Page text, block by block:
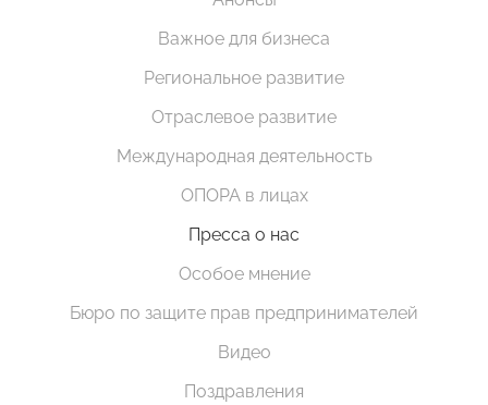
Важное для бизнеса
Региональное развитие
Отраслевое развитие
Международная деятельность
ОПОРА в лицах
Пресса о нас
Особое мнение
Бюро по защите прав предпринимателей
Видео
Поздравления